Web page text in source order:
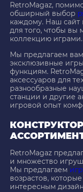
RetroMagaz,
обширный выбор
каждому. Наш сайт
для того, чтобы вы
коллекцию играми.
Мы предлагаем вам
эксклюзивные
функциям.
аксессуаров для
разнообразные
станции и другие
игровой опыт
RetroMagaz
и множество
Мы предлагаем
возрастов,
интересным